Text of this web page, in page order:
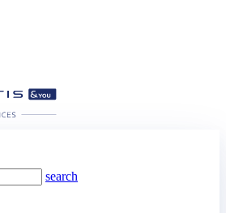
search